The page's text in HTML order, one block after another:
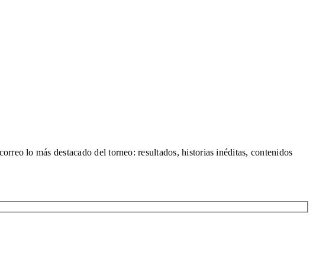
lo más destacado del torneo: resultados, historias inéditas, contenidos